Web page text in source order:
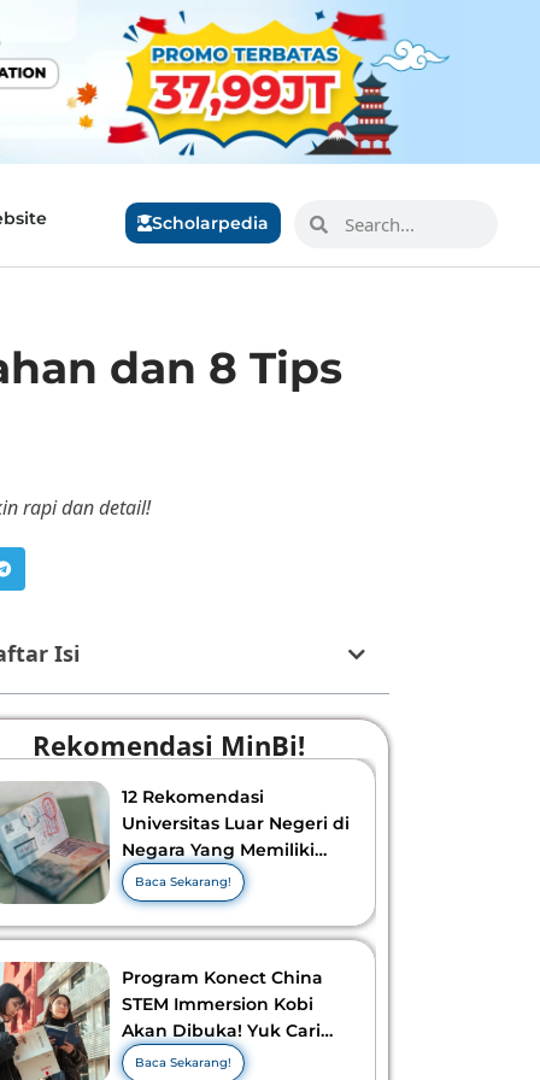
Scholarpedia
dan 8 Tips
rapi dan detail!
Isi
Rekomendasi MinBi!
12 Rekomendasi
Universitas Luar Negeri di
Negara Yang Memiliki
Visa Murah di 2026-2027!
Baca Sekarang!
Program Konect China
STEM Immersion Kobi
Akan Dibuka! Yuk Cari
Tahu Info Selengkapnya!
Baca Sekarang!